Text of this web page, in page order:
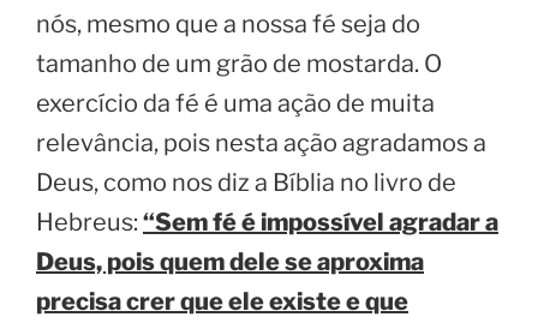
nós, mesmo que a nossa fé seja do
tamanho de um grão de mostarda. O
exercício da fé é uma ação de muita
relevância, pois nesta ação agradamos a
Deus, como nos diz a Bíblia no livro de
Hebreus: “Sem fé é impossível agradar a
Deus, pois quem dele se aproxima
precisa crer que ele existe e que